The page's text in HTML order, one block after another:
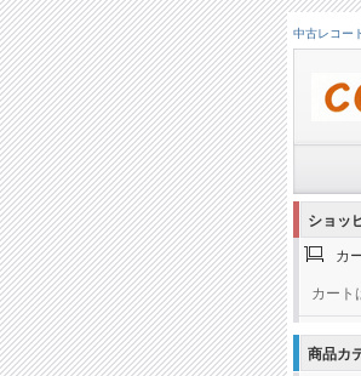
中古レコー
ショッ
カ
カート
商品カ